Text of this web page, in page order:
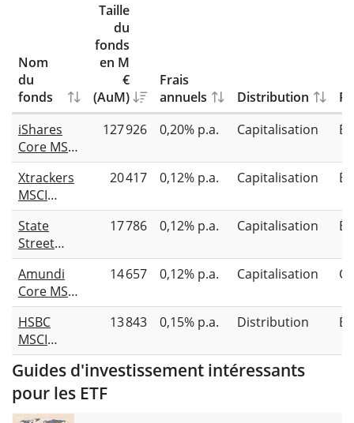
Nom
du
fonds
Taille
du
fonds
en M
€
(AuM)
Frais
annuels
Distribution
iShares
Core MSCI
World
UCITS ETF
USD (Acc)
127 926 0,20% p.a. Capitalisation
Xtrackers
MSCI
World
UCITS ETF
1C
20 417 0,12% p.a. Capitalisation
State
Street
SPDR
MSCI
World
UCITS ETF
USD
Unhedged
17 786 0,12% p.a. Capitalisation
Amundi
Core MSCI
World
UCITS ETF
Acc
14 657 0,12% p.a. Capitalisation
HSBC
MSCI
World
UCITS ETF
USD
13 843 0,15% p.a. Distribution
Guides d'investissement intéressants
pour les ETF